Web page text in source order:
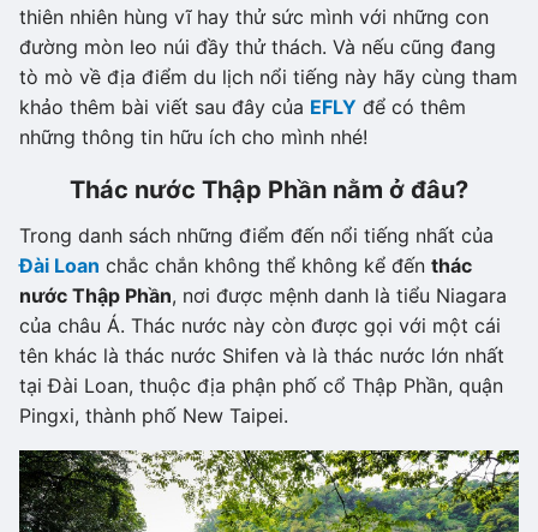
thiên nhiên hùng vĩ hay thử sức mình với những con
đường mòn leo núi đầy thử thách. Và nếu cũng đang
tò mò về địa điểm du lịch nổi tiếng này hãy cùng tham
khảo thêm bài viết sau đây của EFLY để có thêm
những thông tin hữu ích cho mình nhé!
Thác nước Thập Phần nằm ở đâu?
Trong danh sách những điểm đến nổi tiếng nhất của
Đài Loan chắc chắn không thể không kể đến thác
nước Thập Phần, nơi được mệnh danh là tiểu Niagara
của châu Á. Thác nước này còn được gọi với một cái
tên khác là thác nước Shifen và là thác nước lớn nhất
tại Đài Loan, thuộc địa phận phố cổ Thập Phần, quận
Pingxi, thành phố New Taipei.